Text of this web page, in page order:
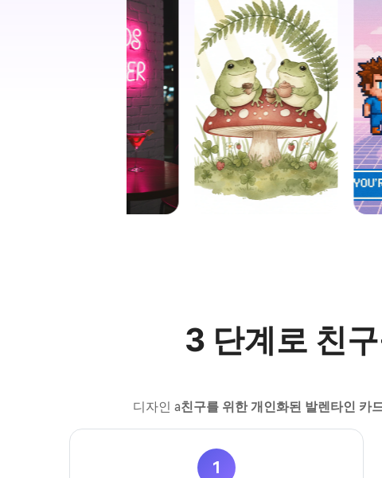
3 단계로 친
디자인 a친구를 위한 개인화된 발렌타인 카
1